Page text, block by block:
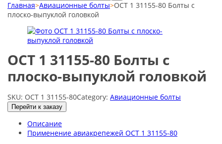
Главная>Авиационные болты>ОСТ 1 31155-80 Болты с
плоско-выпуклой головкой
ОСТ 1 31155-80 Болты с
плоско-выпуклой головкой
SKU: ОСТ 1 31155-80Category: Авиационные болты
Перейти к заказу
Описание
Применение авиакрепежей ОСТ 1 31155-80